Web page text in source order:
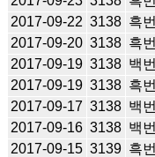
2017-09-22 3138 흑번
2017-09-20 3138 흑번
2017-09-19 3138 백번
2017-09-19 3138 흑번
2017-09-17 3138 백번
2017-09-16 3138 백번
2017-09-15 3139 흑번